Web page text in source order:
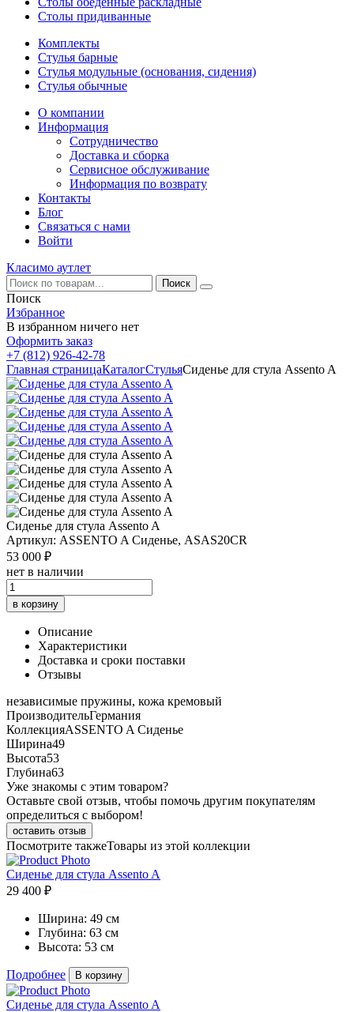
Столы придиванные
Комплекты
Стулья барные
Стулья модульные (основания, сидения)
Стулья обычные
О компании
Информация
Сотрудничество
Доставка и сборка
Сервисное обслуживание
Информация по возврату
Контакты
Блог
Связаться с нами
Войти
Класимо аутлет
Поиск
Избранное
В избранном ничего нет
Оформить заказ
+7 (812) 926-42-78
Главная страницаКаталогСтульяСиденье для стула Assento A
Сиденье для стула Assento A
Артикул: ASSENTO A Сиденье, ASAS20CR
53 000 ₽
нет в наличии
в корзину
Описание
Характеристики
Доставка и сроки поставки
Отзывы
независимые пружины, кожа кремовый
ПроизводительГермания
КоллекцияASSENTO A Сиденье
Ширина49
Высота53
Глубина63
Уже знакомы с этим товаром?
Оставьте свой отзыв, чтобы помочь другим покупателям
определиться с выбором!
оставить отзыв
Посмотрите такжеТовары из этой коллекции
Сиденье для стула Assento A
29 400 ₽
Ширина: 49 см
Глубина: 63 см
Высота: 53 см
Подробнее В корзину
Сиденье для стула Assento A